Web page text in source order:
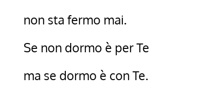
non sta fermo mai.
Se non dormo è per Te
ma se dormo è con Te.